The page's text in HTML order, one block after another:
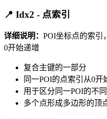
📍 Idx2 - 点索引
详细说明： POI坐标点的索引
0开始递增
复合主键的一部分
同一POI的点索引从0开
用于区分同一POI的不
多个点形成多边形的顶